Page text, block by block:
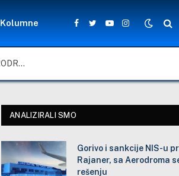
Kolumne
Facebook
TwitterYouTubeInstagram
GORIVO I SANKCIJE NIS-U PROBLEM ZA RAJANER, SA AERODROMA SE NADAJU REŠENJU
ANALIZIRALI SMO
Gorivo i sankcije NIS-u
Rajaner, sa Aerodroma
rešenju